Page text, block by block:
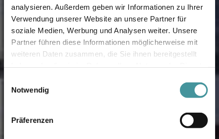
analysieren. Außerdem geben wir Informationen zu Ihrer
Verwendung unserer Website an unsere Partner für
soziale Medien, Werbung und Analysen weiter. Unsere
Partner führen diese Informationen möglicherweise mit
weiteren Daten zusammen, die Sie ihnen bereitgestellt
Notwendig
Präferenzen